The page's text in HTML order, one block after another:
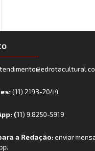
(11) 2193-2044
(11) 9.8250-5919
a Redação:enviar